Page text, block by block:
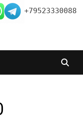
+79523330088